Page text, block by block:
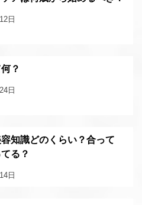
日
？
日
知識どのくらい？合って
る？
日